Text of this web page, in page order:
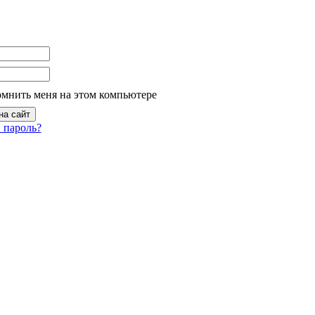
меня на этом компьютере